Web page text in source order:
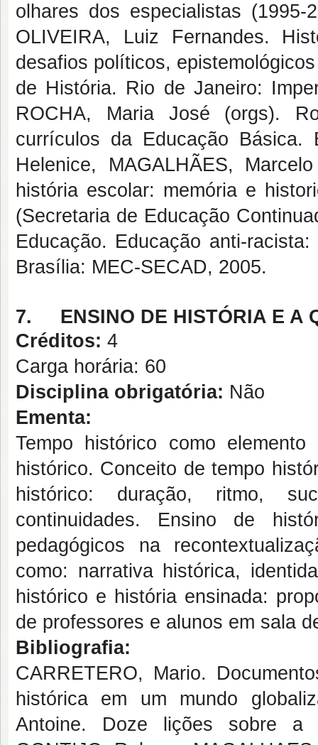
olhares dos especialistas
OLIVEIRA, Luiz Fernandes.
desafios políticos,
de História. Rio de Janeiro:
ROCHA, Maria José (orgs).
currículos da Educação Básica.
Helenice, MAGALHÃES,
história escolar: memória e
(Secretaria de Educação
Educação. Educação anti-
Brasília: MEC-SECAD, 2005.
7. ENSINO DE HISTÓRIA E A
Créditos: 4
Carga horária: 60
Disciplina obrigatória: Não
Ementa:
Tempo histórico como
histórico. Conceito de tempo
histórico: duração, ritmo,
continuidades. Ensino de
pedagógicos na
como: narrativa histórica,
histórico e história ensinada:
de professores e alunos em sala
Bibliografia:
CARRETERO, Mario.
histórica em um mundo
Antoine. Doze lições sobre a